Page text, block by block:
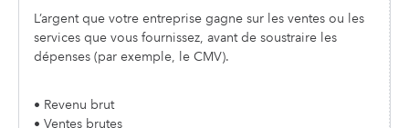
L’argent que votre entreprise gagne sur les ventes ou les
services que vous fournissez, avant de soustraire les
dépenses (par exemple, le CMV).
• Revenu brut
• Ventes brutes